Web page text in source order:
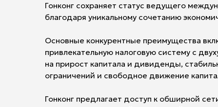
Гонконг сохраняет статус ведущего
благодаря уникальному сочетанию
Основные конкурентные преимущества
привлекательную налоговую систему с
на прирост капитала и дивиденды,
ограничений и свободное движение
Гонконг предлагает доступ к обширной